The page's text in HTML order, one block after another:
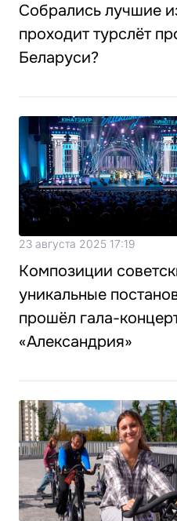
Собрались лучшие
проходит турслёт
Беларуси?
23 августа 2025 17:19
Композиции
уникальные
прошёл гала-
«Александрия»